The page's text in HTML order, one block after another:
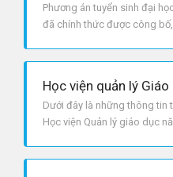
Phương án tuyển sinh đại
đã chính thức được công
Dưới đây là những thông tin
Học viện Quản lý giáo dục